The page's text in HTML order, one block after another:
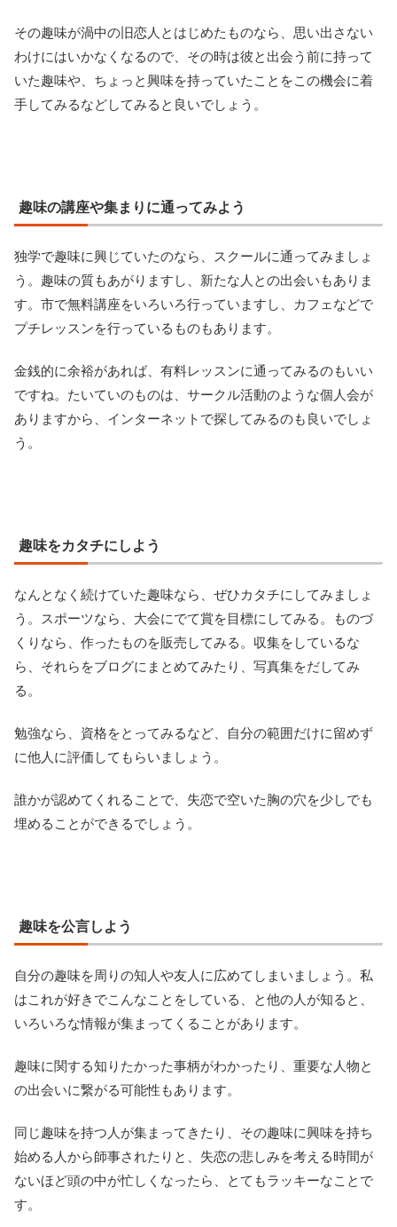
その趣味が渦中の旧恋人とはじめたものなら、思い出さない
わけにはいかなくなるので、その時は彼と出会う前に持って
いた趣味や、ちょっと興味を持っていたことをこの機会に着
手してみるなどしてみると良いでしょう。
趣味の講座や集まりに通ってみよう
独学で趣味に興じていたのなら、スクールに通ってみましょ
う。趣味の質もあがりますし、新たな人との出会いもありま
す。市で無料講座をいろいろ行っていますし、カフェなどで
プチレッスンを行っているものもあります。
金銭的に余裕があれば、有料レッスンに通ってみるのもいい
ですね。たいていのものは、サークル活動のような個人会が
ありますから、インターネットで探してみるのも良いでしょ
う。
趣味をカタチにしよう
なんとなく続けていた趣味なら、ぜひカタチにしてみましょ
う。スポーツなら、大会にでて賞を目標にしてみる。ものづ
くりなら、作ったものを販売してみる。収集をしているな
ら、それらをブログにまとめてみたり、写真集をだしてみ
る。
勉強なら、資格をとってみるなど、自分の範囲だけに留めず
に他人に評価してもらいましょう。
誰かが認めてくれることで、失恋で空いた胸の穴を少しでも
埋めることができるでしょう。
趣味を公言しよう
自分の趣味を周りの知人や友人に広めてしまいましょう。私
はこれが好きでこんなことをしている、と他の人が知ると、
いろいろな情報が集まってくることがあります。
趣味に関する知りたかった事柄がわかったり、重要な人物と
の出会いに繋がる可能性もあります。
同じ趣味を持つ人が集まってきたり、その趣味に興味を持ち
始める人から師事されたりと、失恋の悲しみを考える時間が
ないほど頭の中が忙しくなったら、とてもラッキーなことで
す。